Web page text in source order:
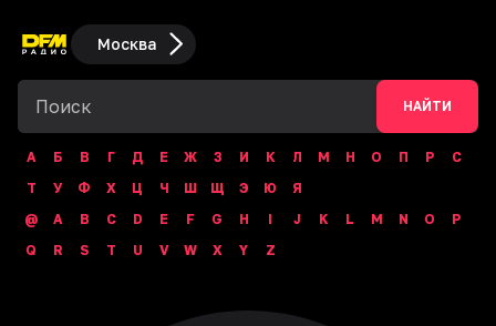
Москва
НАЙТИ
А Б В Г Д Е Ж З И К Л М Н О П Р
С
Т
У Ф Х Ц Ч Ш Щ Э Ю
Я
@
A B C D E F G H I J K L M N O
P
Q
R S T U V W X Y Z